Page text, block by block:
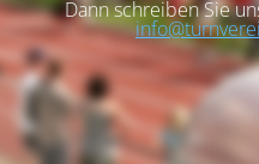
Dann schreiben Sie